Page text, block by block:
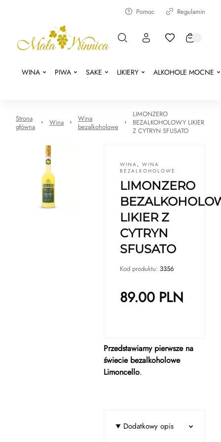
Pomoc Regulamin
WINA PIWA SAKE LIKIERY ALKOHOLE MOCNE
Strona
główna
Wina
Wina
bezalkoholowe
LIMONZERO
BEZALKOHOLOWY LIKIER
Z CYTRYN SFUSATO
WINA , WINA
BEZALKOHOLOWE
LIMONZERO
LIKIER Z
CYTRYN
SFUSATO
Kod produktu: 3356
89.00PLN
Przedstawiamy pierwsze na
świecie bezalkoholowe
Limoncello.
Dodatkowy opis